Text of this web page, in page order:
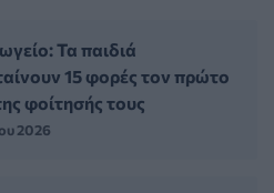
Τα παιδιά
15 φορές τον πρώτο
φοίτησής τους
2026